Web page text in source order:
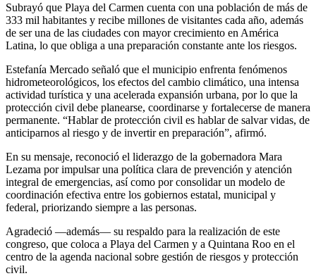
Subrayó que Playa del Carmen cuenta con una población de más de
333 mil habitantes y recibe millones de visitantes cada año, además
de ser una de las ciudades con mayor crecimiento en América
Latina, lo que obliga a una preparación constante ante los riesgos.
Estefanía Mercado señaló que el municipio enfrenta fenómenos
hidrometeorológicos, los efectos del cambio climático, una intensa
actividad turística y una acelerada expansión urbana, por lo que la
protección civil debe planearse, coordinarse y fortalecerse de manera
permanente. “Hablar de protección civil es hablar de salvar vidas, de
anticiparnos al riesgo y de invertir en preparación”, afirmó.
En su mensaje, reconoció el liderazgo de la gobernadora Mara
Lezama por impulsar una política clara de prevención y atención
integral de emergencias, así como por consolidar un modelo de
coordinación efectiva entre los gobiernos estatal, municipal y
federal, priorizando siempre a las personas.
Agradeció —además— su respaldo para la realización de este
congreso, que coloca a Playa del Carmen y a Quintana Roo en el
centro de la agenda nacional sobre gestión de riesgos y protección
civil.